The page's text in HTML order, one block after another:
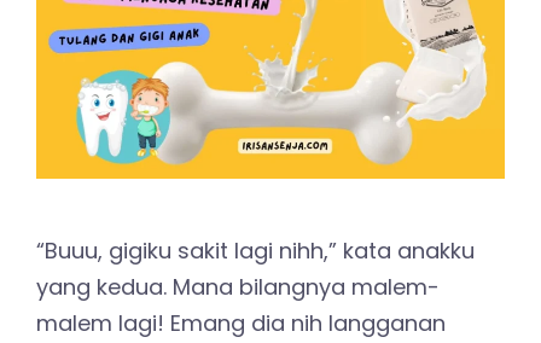
“Buuu, gigiku sakit lagi nihh,” kata anakku
yang kedua. Mana bilangnya malem-
malem lagi! Emang dia nih langganan